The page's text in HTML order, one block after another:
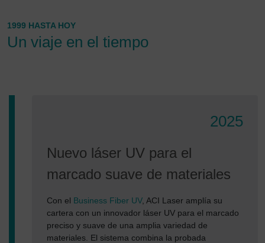
1999 HASTA HOY
Un viaje en el tiempo
2025
Nuevo láser UV para el
marcado suave de materiales
Con el Business Fiber UV, ACI Laser amplía su
cartera con un innovador láser UV para el marcado
preciso y suave de una amplia variedad de
materiales. El sistema combina la probada